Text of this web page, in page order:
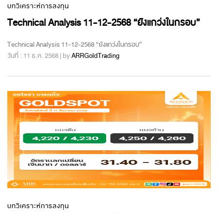
บทวิเคราะห์การลงทุน
Technical Analysis 11-12-2568 “ยังแกว่งในกรอบ”
Technical Analysis 11-12-2568 “ยังแกว่งในกรอบ”
วันที่ : 11 ธ.ค. 2568 | byARRGoldTrading
บทวิเคราะห์การลงทุน